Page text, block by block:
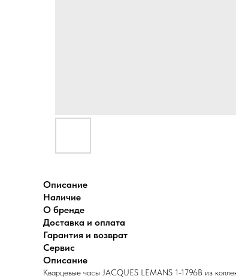
Описание
Наличие
О бренде
Доставка и оплата
Гарантия и возврат
Сервис
Описание
Кварцевые часы JACQUES LEMANS 1-1796B из